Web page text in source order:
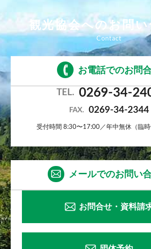
観光協会へのお問
お電話でのお問
TEL. 0269-34-
FAX. 0269-34-2344
受付時間 8:30〜17:00／年中無休（臨時
メールでのお問い
お問合せ・資料請